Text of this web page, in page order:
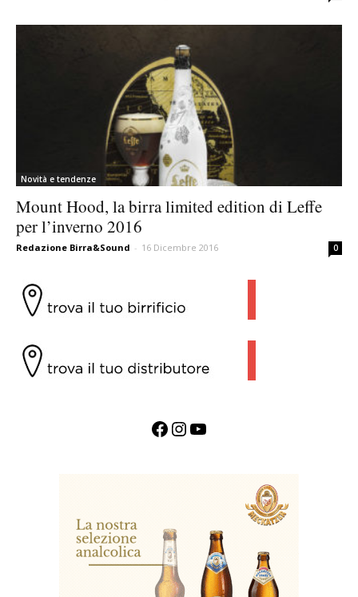
Novità e tendenze
Mount Hood, la birra limited edition di Leffe
per l’inverno 2016
Redazione Birra&Sound - 16 Dicembre 2016 0
Facebook InstagramYouTube